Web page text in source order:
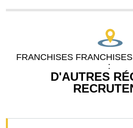
FRANCHISES
:
D'AUTRES